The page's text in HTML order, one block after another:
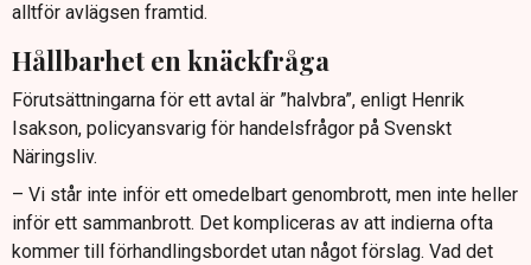
alltför avlägsen framtid.
Hållbarhet en knäckfråga
Förutsättningarna för ett avtal är ”halvbra”, enligt Henrik
Isakson, policyansvarig för handelsfrågor på Svenskt
Näringsliv.
– Vi står inte inför ett omedelbart genombrott, men inte heller
inför ett sammanbrott. Det kompliceras av att indierna ofta
kommer till förhandlingsbordet utan något förslag. Vad det